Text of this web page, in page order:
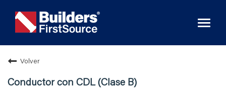
Volver
Conductor con CDL (Clase B)